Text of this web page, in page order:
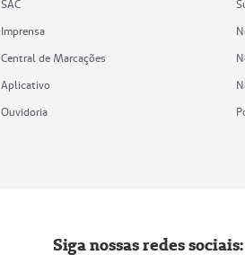
SAC
Imprensa
Central de Marcações
Aplicativo
Ouvidoria
Siga nossas redes sociais: